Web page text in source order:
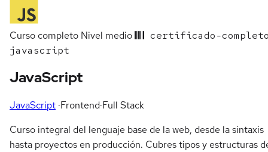
Curso completo Nivel medio
certificado-
javascript
JavaScript
JavaScript ·Frontend·Full Stack
Curso integral del lenguaje base de la web, desde la sintaxis
hasta proyectos en producción. Cubres tipos y estructuras